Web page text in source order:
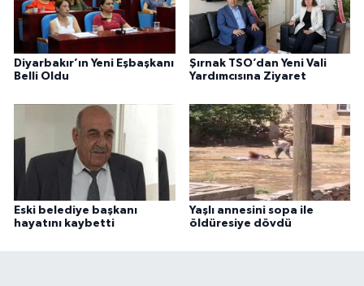
Diyarbakır’ın Yeni Eşbaşkanı
Belli Oldu
Şırnak TSO’dan Yeni Vali
Yardımcısına Ziyaret
Eski belediye başkanı
hayatını kaybetti
Yaşlı annesini sopa ile
öldüresiye dövdü